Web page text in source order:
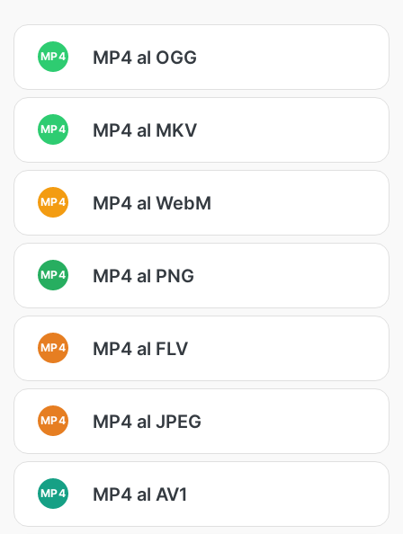
MP4 MP4 al OGG
MP4 MP4 al MKV
MP4 MP4 al WebM
MP4 MP4 al PNG
MP4 MP4 al FLV
MP4 MP4 al JPEG
MP4 MP4 al AV1